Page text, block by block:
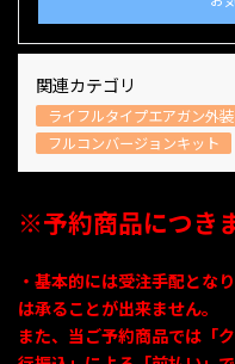
関連カテゴリ
ライフルタイプエアガン外
フルコンバージョンキット
※予約商品につき
・基本的には受注手配とな
は承ることが出来ません。
また、当ご予約商品では「